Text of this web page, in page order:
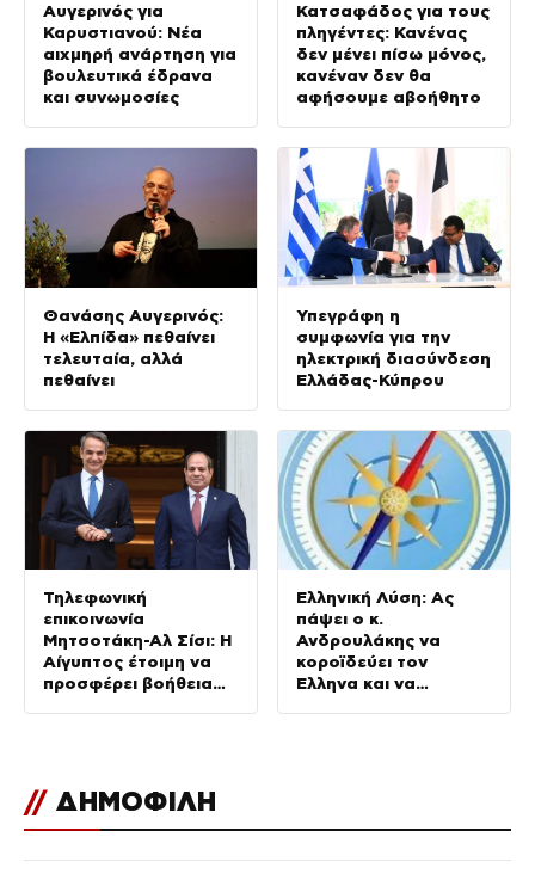
Αυγερινός για
Καρυστιανού: Νέα
αιχμηρή ανάρτηση για
βουλευτικά έδρανα
και συνωμοσίες
Κατσαφάδος για τους
πληγέντες: Κανένας
δεν μένει πίσω μόνος,
κανέναν δεν θα
αφήσουμε αβοήθητο
Θανάσης Αυγερινός:
Η «Ελπίδα» πεθαίνει
τελευταία, αλλά
πεθαίνει
Υπεγράφη η
συμφωνία για την
ηλεκτρική διασύνδεση
Ελλάδας-Κύπρου
Τηλεφωνική
επικοινωνία
Μητσοτάκη-Αλ Σίσι: Η
Αίγυπτος έτοιμη να
προσφέρει βοήθεια
Ελληνική Λύση: Ας
πάψει ο κ.
Ανδρουλάκης να
κοροϊδεύει τον
Έλληνα και να
// ΔΗΜΟΦΙΛΗ